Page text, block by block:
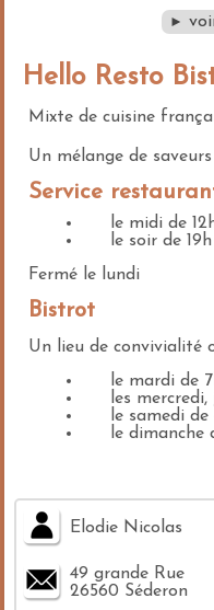
►
Hello Resto
Mixte de cuisine
Un mélange de
Service
le midi de
le soir de
Fermé le lundi
Bistrot
Un lieu de convivialité
le mardi de
les
le samedi de
le dimanche
Elodie Nicolas
49 grande Rue
26560 Séderon